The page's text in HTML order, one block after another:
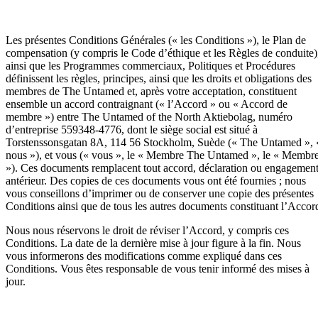
Les présentes Conditions Générales (« les Conditions »), le Plan de
compensation (y compris le Code d’éthique et les Règles de
ainsi que les Programmes commerciaux, Politiques et Procédures
définissent les règles, principes, ainsi que les droits et obligations des
membres de The Untamed et, après votre acceptation, constituent
ensemble un accord contraignant (« l’Accord » ou « Accord de
membre ») entre The Untamed of the North Aktiebolag, numéro
d’entreprise 559348-4776, dont le siège social est situé à
Torstenssonsgatan 8A, 114 56 Stockholm, Suède (« The Untamed »,
nous »), et vous (« vous », le « Membre The Untamed », le «
»). Ces documents remplacent tout accord, déclaration ou engagement
antérieur. Des copies de ces documents vous ont été fournies ; nous
vous conseillons d’imprimer ou de conserver une copie des présentes
Conditions ainsi que de tous les autres documents constituant
Nous nous réservons le droit de réviser l’Accord, y compris ces
Conditions. La date de la dernière mise à jour figure à la fin. Nous
vous informerons des modifications comme expliqué dans ces
Conditions. Vous êtes responsable de vous tenir informé des mises à
jour.